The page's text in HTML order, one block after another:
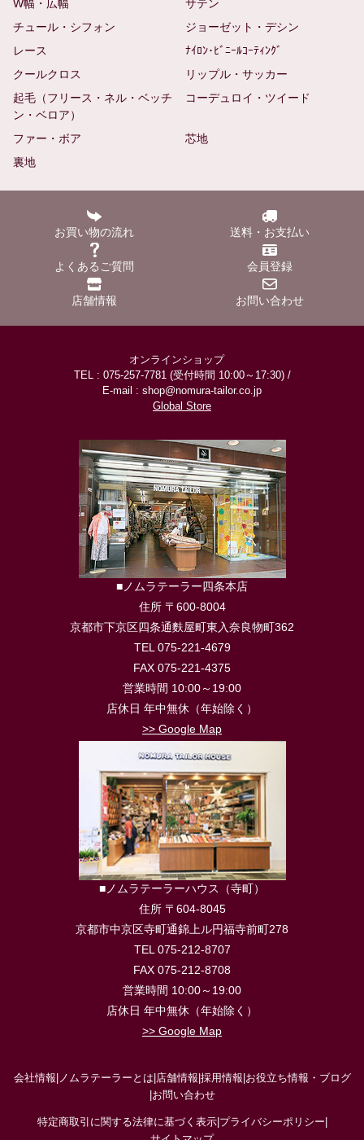
W幅・広幅
サテン
チュール・シフォン
ジョーゼット・デシン
レース
ﾅｲﾛﾝ･ﾋﾞﾆｰﾙｺｰﾃｨﾝｸﾞ
クールクロス
リップル・サッカー
起毛（フリース・ネル・ベッチ
ン・ベロア）
コーデュロイ・ツイード
ファー・ボア
芯地
裏地
お買い物の流れ 送料・お支払い
よくあるご質問 会員登録
店舗情報 お問い合わせ
オンラインショップ
TEL : 075-257-7781 (受付時間 10:00～17:30) /
E-mail : shop@nomura-tailor.co.jp
Global Store
■ノムラテーラー四条本店
住所 〒600-8004
京都市下京区四条通麩屋町東入奈良物町362
TEL 075-221-4679
FAX 075-221-4375
営業時間 10:00～19:00
店休日 年中無休（年始除く）
>> Google Map
■ノムラテーラーハウス（寺町）
住所 〒604-8045
京都市中京区寺町通錦上ル円福寺前町278
TEL 075-212-8707
FAX 075-212-8708
営業時間 10:00～19:00
店休日 年中無休（年始除く）
>> Google Map
会社情報 ノムラテーラーとは 店舗情報 採用情報 お役立ち情報・ブログ
お問い合わせ
特定商取引に関する法律に基づく表示| プライバシーポリシー